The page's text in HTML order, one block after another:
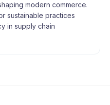
modern commerce.
sustainable practices
in supply chain